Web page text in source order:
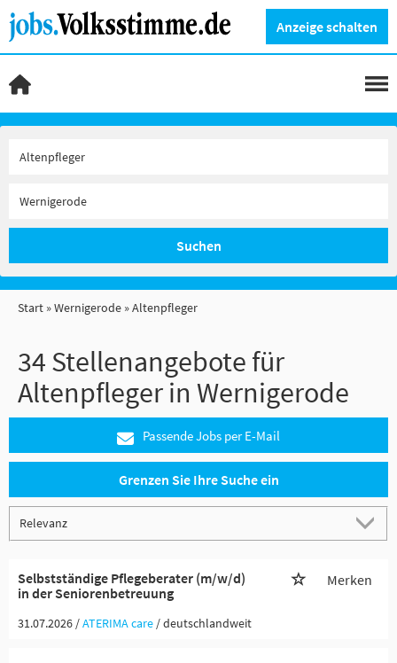
Anzeige schalten
Suchen
Start Wernigerode Altenpfleger
34 Stellenangebote für
Altenpfleger in Wernigerode
Passende Jobs per E-Mail
Grenzen Sie Ihre Suche ein
Selbstständige Pflegeberater (m/w/d)
in der Seniorenbetreuung
Merken
31.07.2026 /ATERIMA care / deutschlandweit